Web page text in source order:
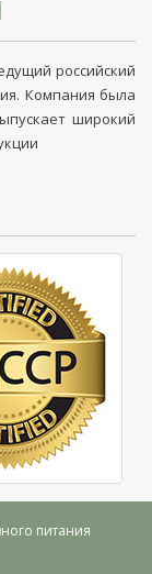
российский
Компания была
широкий
питания